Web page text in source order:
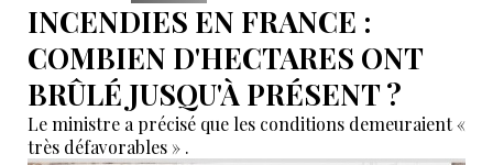
INCENDIES EN FRANCE :
COMBIEN D'HECTARES ONT
BRÛLÉ JUSQU'À PRÉSENT ?
Le ministre a précisé que les conditions demeuraient «
très défavorables » .